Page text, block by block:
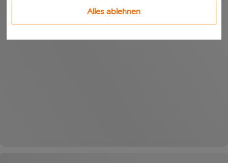
Alles ablehnen